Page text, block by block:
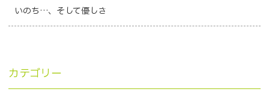
いのち…、そして優しさ
カテゴリー